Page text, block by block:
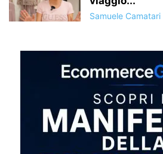
Samuele Camatari